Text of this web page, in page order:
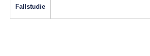
Fallstudie